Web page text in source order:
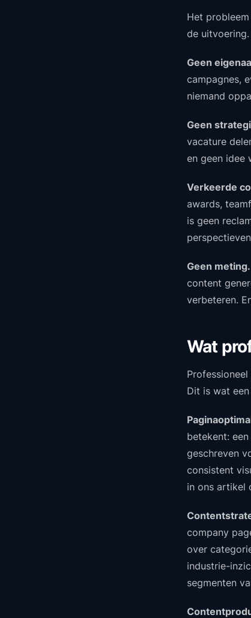
Het
de
Geen
campagnes,
niemand
Geen
vacature
en geen idee
Verkeerde
awards,
is geen
Geen meting.
content
verbeteren.
Wat
Dit is wat
betekent:
geschreven
consistent
in ons artikel
company
over
industrie-
segmenten